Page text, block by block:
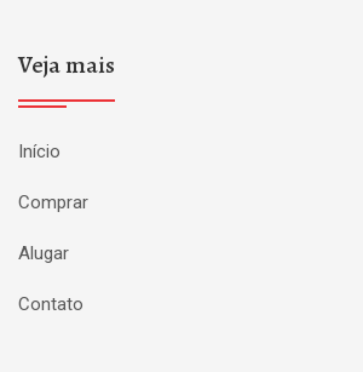
Veja mais
Início
Comprar
Alugar
Contato